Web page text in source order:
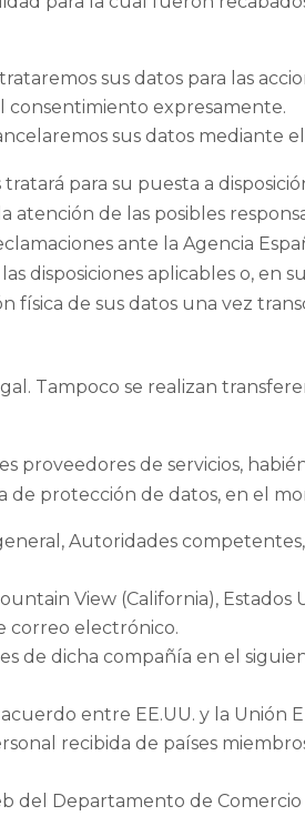
sus datos para las
consentimiento expresamente.
sus datos mediante
para su puesta a
de las posibles
ante la Agencia
disposiciones aplicables o, en
física de sus datos una vez
Tampoco se realizan
proveedores de servicios,
de protección de datos, en el
Autoridades
View (California), Estados
correo electrónico.
de dicha compañía en el
entre EE.UU. y la Unión
recibida de países
del Departamento de Comercio